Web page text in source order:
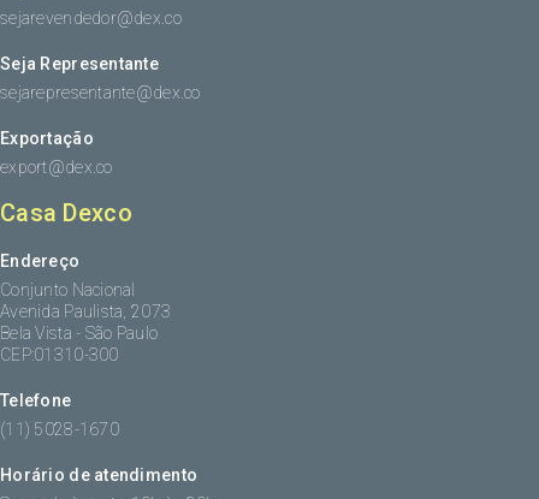
sejarevendedor@dex.co
Seja Representante
sejarepresentante@dex.co
Exportação
export@dex.co
Casa Dexco
Endereço
Conjunto Nacional
Avenida Paulista, 2073
Bela Vista - São Paulo
CEP:01310-300
Telefone
(11) 5028-1670
Horário de atendimento